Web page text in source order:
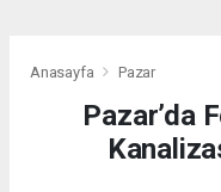
Anasayfa Pazar
Pazar’da